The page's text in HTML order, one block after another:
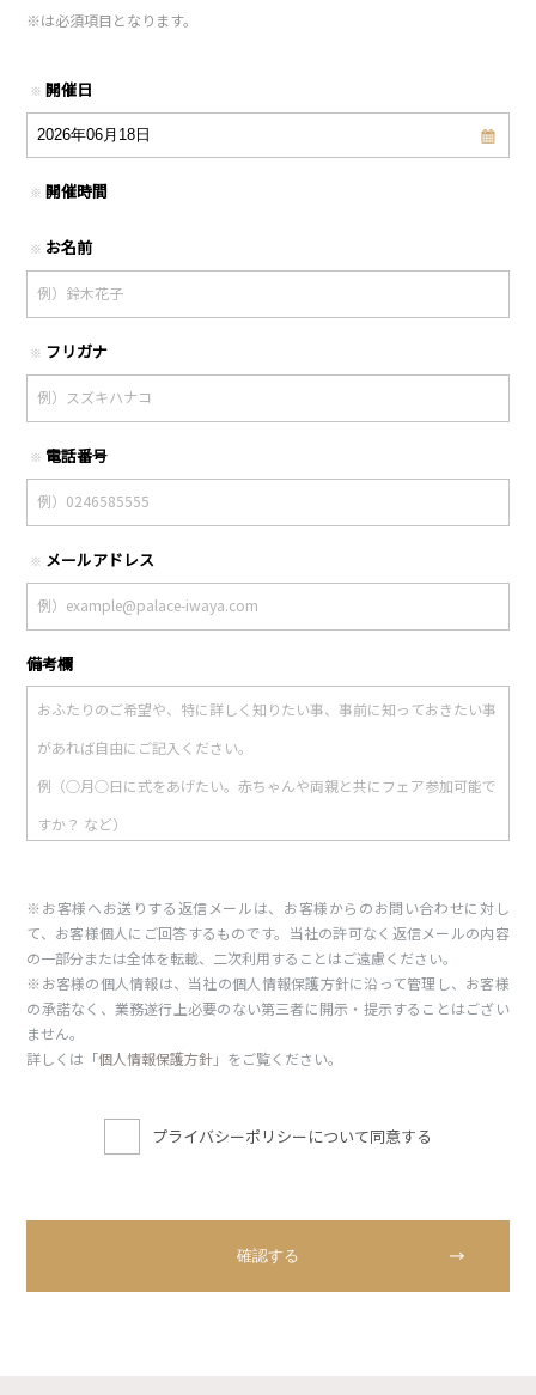
※は必須項目となります。
※ 開催日
※ 開催時間
※ お名前
※ フリガナ
※ 電話番号
※ メールアドレス
備考欄
※お客様へお送りする返信メールは、お客様からのお問い合わせに対し
て、お客様個人にご回答するものです。当社の許可なく返信メールの内容
の一部分または全体を転載、二次利用することはご遠慮ください。
※お客様の個人情報は、当社の個人情報保護方針に沿って管理し、お客様
の承諾なく、業務遂行上必要のない第三者に開示・提示することはござい
ません。
詳しくは「個人情報保護方針」をご覧ください。
プライバシーポリシーについて同意する